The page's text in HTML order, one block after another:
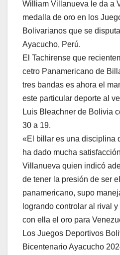
William Villanueva le da a
medalla de oro en los
Bolivarianos que se
Ayacucho, Perú.
El Tachirense que
cetro Panamericano de
tres bandas es ahora el
este particular deporte al
Luis Bleachner de Bolivia
30 a 19.
«El billar es una disciplina
ha dado mucha
Villanueva quien indicó
de tener la presión de ser
panamericano, supo
logrando controlar al rival
con ella el oro para
Los Juegos Deportivos
Bicentenario Ayacucho